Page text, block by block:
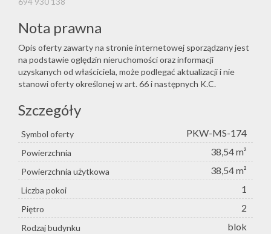
Nota prawna
Opis oferty zawarty na stronie internetowej sporządzany jest
na podstawie oględzin nieruchomości oraz informacji
uzyskanych od właściciela, może podlegać aktualizacji i nie
stanowi oferty określonej w art. 66 i następnych K.C.
Szczegóły
Symbol oferty PKW-MS-174
Powierzchnia 38,54 m²
Powierzchnia użytkowa 38,54 m²
Liczba pokoi 1
Piętro 2
Rodzaj budynku blok